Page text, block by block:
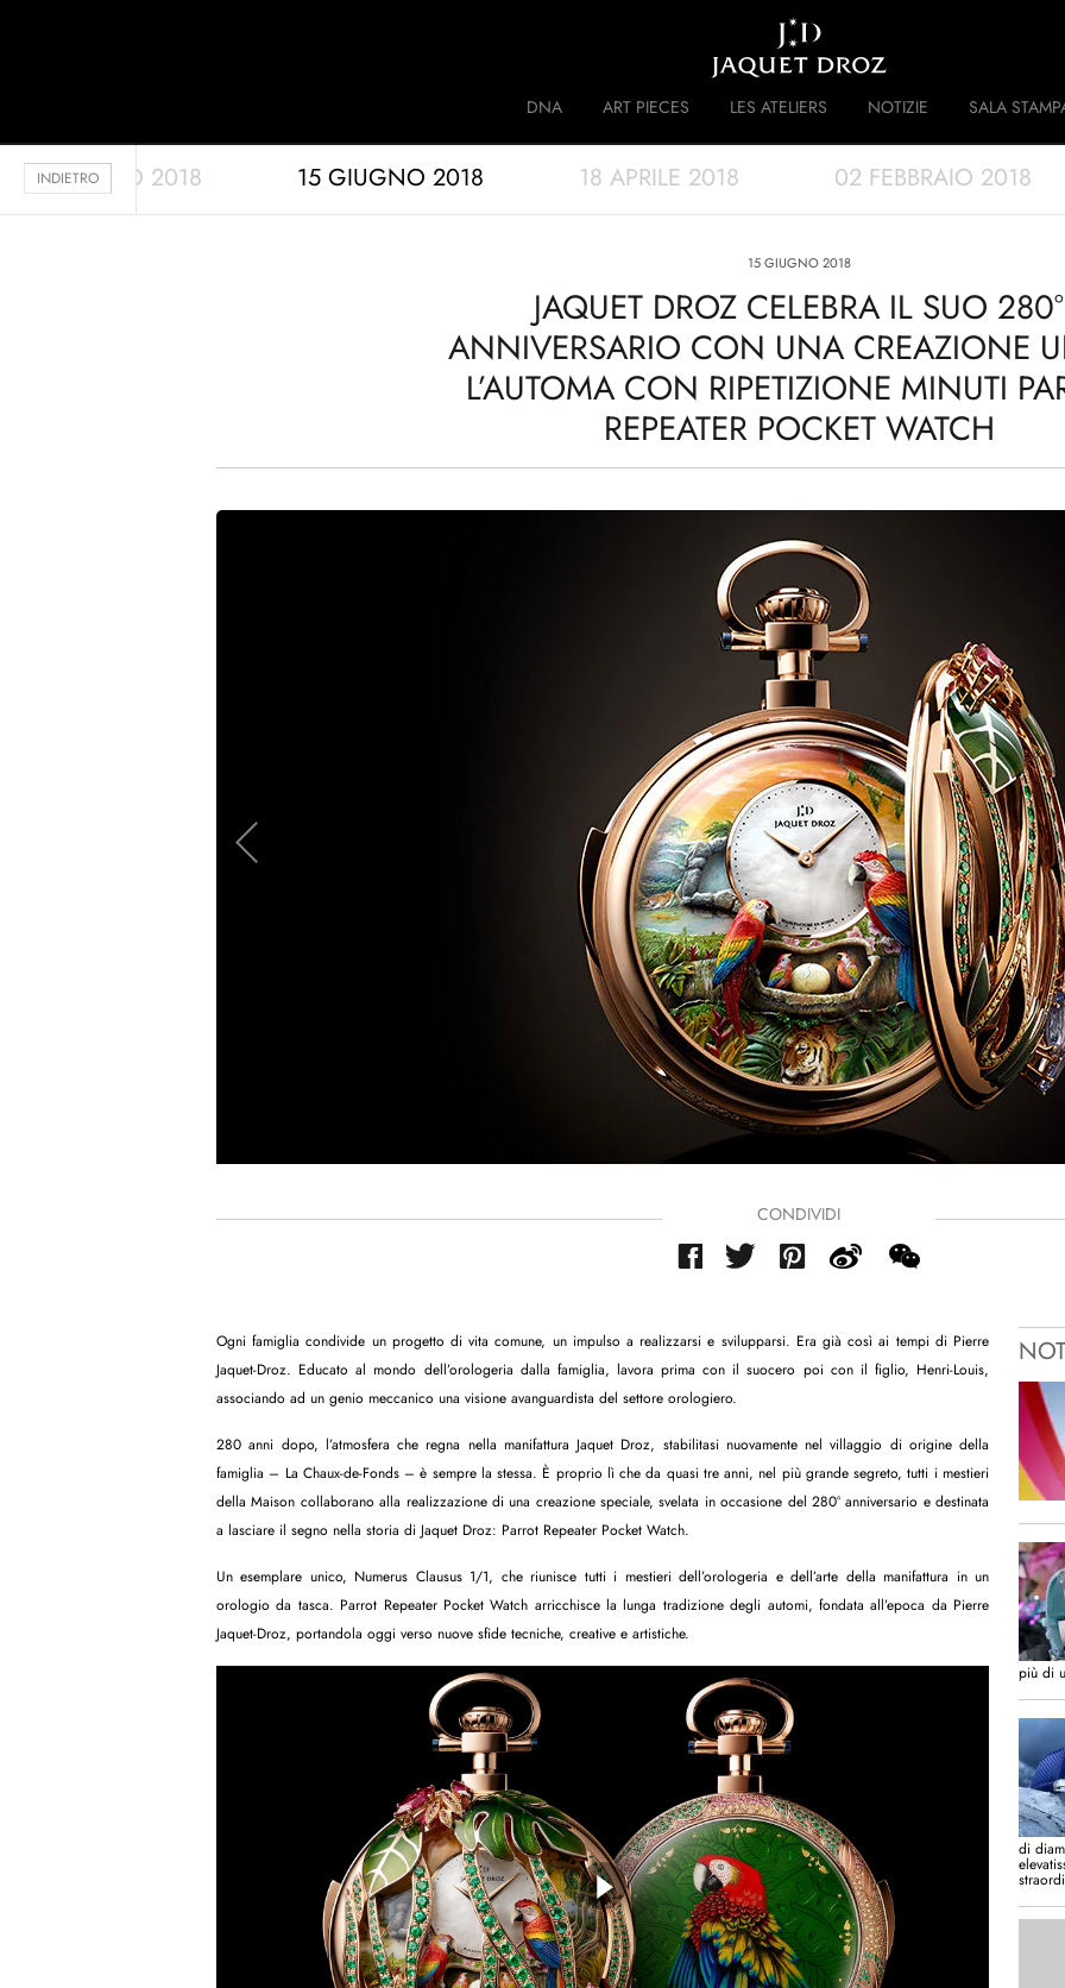
DNA
A DISRUPTIVE LEGACY STORIA
ART PIECES LES ATELIERS NOTIZIE SALA
INDIETRO
10 LUGLIO 2018 15 GIUGNO 2018 18 APRILE 2018 02 FEBBRAIO 2018
15 GIUGNO 2018
JAQUET DROZ CELEBRA IL SUO 280°
ANNIVERSARIO CON UNA CREAZIONE
L’AUTOMA CON RIPETIZIONE MINUTI
REPEATER POCKET WATCH
CONDIVIDI
Ogni famiglia condivide un progetto di vita comune, un impulso a realizzarsi e svilupparsi. Era già così ai tempi di Pierre
Jaquet-Droz. Educato al mondo dell’orologeria dalla famiglia, lavora prima con il suocero poi con il figlio, Henri-Louis,
associando ad un genio meccanico una visione avanguardista del settore orologiero.
280 anni dopo, l’atmosfera che regna nella manifattura Jaquet Droz, stabilitasi nuovamente nel villaggio di origine della
famiglia – La Chaux-de-Fonds – è sempre la stessa. È proprio lì che da quasi tre anni, nel più grande segreto, tutti i mestieri
della Maison collaborano alla realizzazione di una creazione speciale, svelata in occasione del 280° anniversario e destinata
a lasciare il segno nella storia di Jaquet Droz: Parrot Repeater Pocket Watch.
Un esemplare unico, Numerus Clausus 1/1, che riunisce tutti i mestieri dell’orologeria e dell’arte della manifattura in un
orologio da tasca. Parrot Repeater Pocket Watch arricchisce la lunga tradizione degli automi, fondata all’epoca da Pierre
Jaquet-Droz, portandola oggi verso nuove sfide tecniche, creative e artistiche.
più di
di